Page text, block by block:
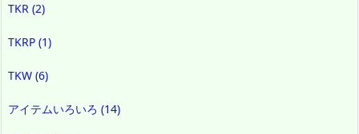
TKR (2)
TKRP (1)
TKW (6)
アイテムいろいろ (14)